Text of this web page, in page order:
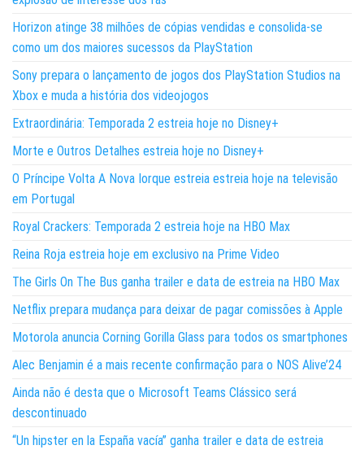
Horizon atinge 38 milhões de cópias vendidas e consolida-se
como um dos maiores sucessos da PlayStation
Sony prepara o lançamento de jogos dos PlayStation Studios na
Xbox e muda a história dos videojogos
Extraordinária: Temporada 2 estreia hoje no Disney+
Morte e Outros Detalhes estreia hoje no Disney+
O Príncipe Volta A Nova Iorque estreia estreia hoje na televisão
em Portugal
Royal Crackers: Temporada 2 estreia hoje na HBO Max
Reina Roja estreia hoje em exclusivo na Prime Video
The Girls On The Bus ganha trailer e data de estreia na HBO Max
Netflix prepara mudança para deixar de pagar comissões à Apple
Motorola anuncia Corning Gorilla Glass para todos os smartphones
Alec Benjamin é a mais recente confirmação para o NOS Alive’24
Ainda não é desta que o Microsoft Teams Clássico será
descontinuado
“Un hipster en la España vacía” ganha trailer e data de estreia